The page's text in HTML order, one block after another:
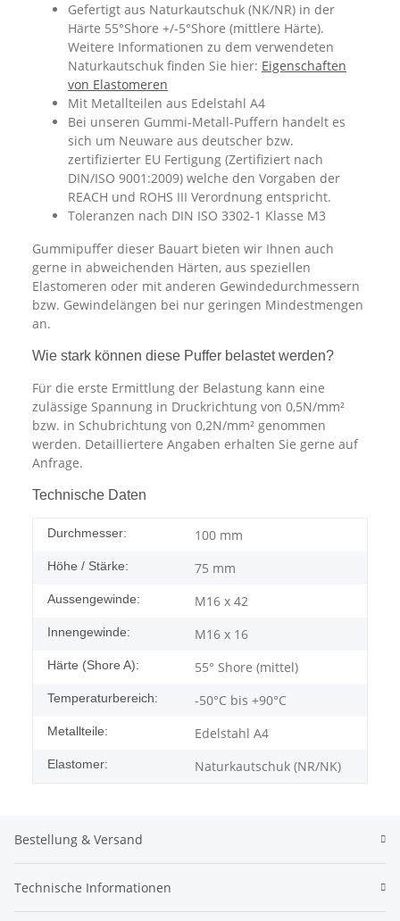
Gefertigt aus Naturkautschuk (NK/NR) in der
Härte 55°Shore +/-5°Shore (mittlere Härte).
Weitere Informationen zu dem verwendeten
Naturkautschuk finden Sie hier: Eigenschaften
von Elastomeren
Mit Metallteilen aus Edelstahl A4
Bei unseren Gummi-Metall-Puffern handelt es
sich um Neuware aus deutscher bzw.
zertifizierter EU Fertigung (Zertifiziert nach
DIN/ISO 9001:2009) welche den Vorgaben der
REACH und ROHS III Verordnung entspricht.
Toleranzen nach DIN ISO 3302-1 Klasse M3
Gummipuffer dieser Bauart bieten wir Ihnen auch
gerne in abweichenden Härten, aus speziellen
Elastomeren oder mit anderen Gewindedurchmessern
bzw. Gewindelängen bei nur geringen Mindestmengen
an.
Wie stark können diese Puffer belastet werden?
Für die erste Ermittlung der Belastung kann eine
zulässige Spannung in Druckrichtung von 0,5N/mm²
bzw. in Schubrichtung von 0,2N/mm² genommen
werden. Detailliertere Angaben erhalten Sie gerne auf
Anfrage.
Technische Daten
Durchmesser: 100 mm
Höhe / Stärke: 75 mm
Aussengewinde: M16 x 42
Innengewinde: M16 x 16
Härte (Shore A): 55° Shore (mittel)
Temperaturbereich: -50°C bis +90°C
Metallteile: Edelstahl A4
Elastomer: Naturkautschuk (NR/NK)
Bestellung & Versand
Technische Informationen